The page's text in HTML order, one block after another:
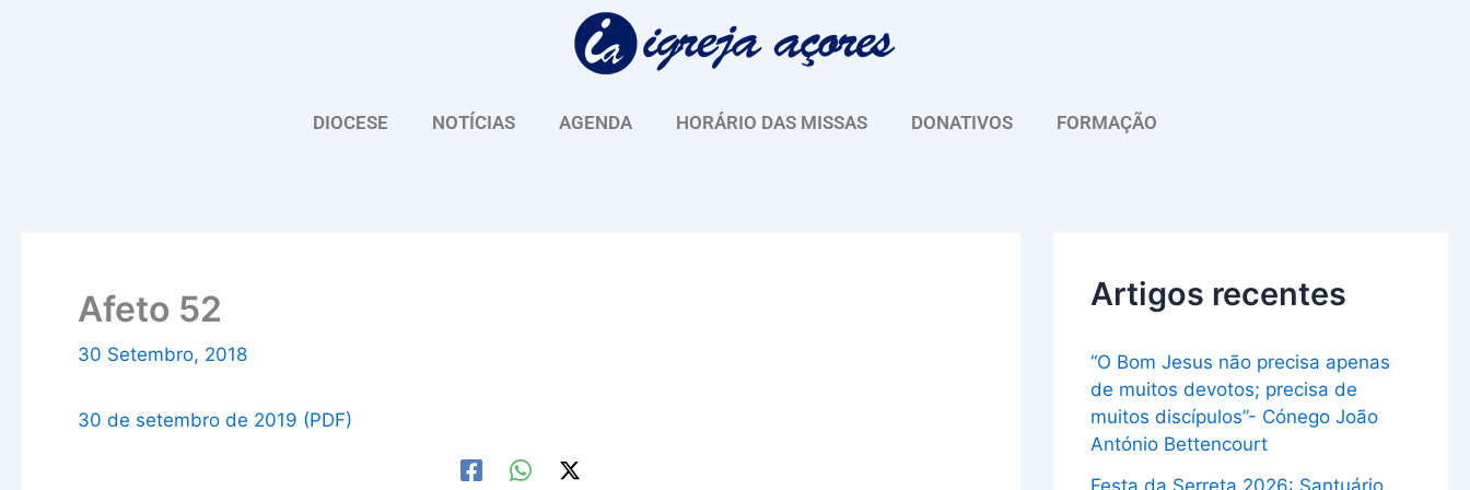
DIOCESE NOTÍCIAS AGENDA HORÁRIO DAS MISSAS DONATIVOS FORMAÇÃO
Afeto 52
30 Setembro, 2018
30 de setembro de 2019 (PDF)
Artigos recentes
“O Bom Jesus não precisa apenas
de muitos devotos; precisa de
muitos discípulos”- Cónego João
António Bettencourt
Festa da Serreta 2026: Santuário
u